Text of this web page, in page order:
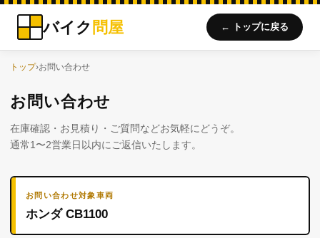
バイク 問屋 ← トップに戻る
トップ›お問い合わせ
お問い合わせ
在庫確認・お見積り・ご質問などお気軽にどうぞ。
通常1〜2営業日以内にご返信いたします。
お問い合わせ対象車両
ホンダ CB1100